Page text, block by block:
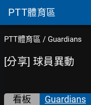
PTT體育區
PTT體育區 / Guardians
[分享] 球員異動
看板
Guardians